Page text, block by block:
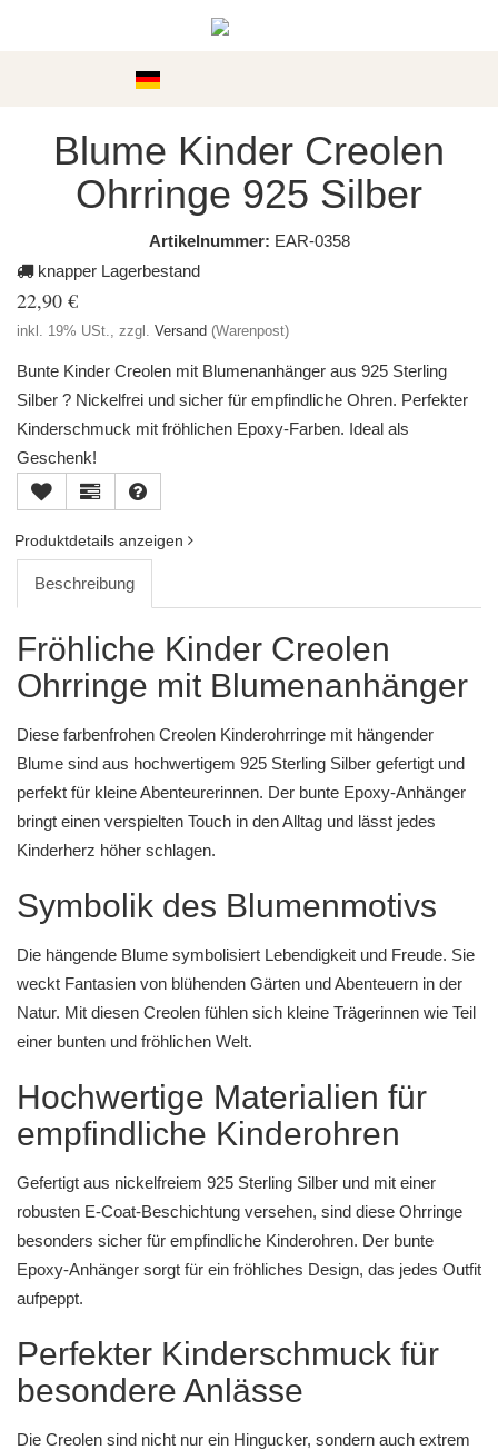
Blume Kinder Creolen
Ohrringe 925 Silber
Artikelnummer: EAR-0358
knapper Lagerbestand
22,90 €
inkl. 19% USt., zzgl. Versand (Warenpost)
Bunte Kinder Creolen mit Blumenanhänger aus 925 Sterling
Silber ? Nickelfrei und sicher für empfindliche Ohren. Perfekter
Kinderschmuck mit fröhlichen Epoxy-Farben. Ideal als
Geschenk!
Produktdetails anzeigen
Beschreibung
Fröhliche Kinder Creolen
Ohrringe mit Blumenanhänger
Diese farbenfrohen Creolen Kinderohrringe mit hängender
Blume sind aus hochwertigem 925 Sterling Silber gefertigt und
perfekt für kleine Abenteurerinnen. Der bunte Epoxy-Anhänger
bringt einen verspielten Touch in den Alltag und lässt jedes
Kinderherz höher schlagen.
Symbolik des Blumenmotivs
Die hängende Blume symbolisiert Lebendigkeit und Freude. Sie
weckt Fantasien von blühenden Gärten und Abenteuern in der
Natur. Mit diesen Creolen fühlen sich kleine Trägerinnen wie Teil
einer bunten und fröhlichen Welt.
Hochwertige Materialien für
empfindliche Kinderohren
Gefertigt aus nickelfreiem 925 Sterling Silber und mit einer
robusten E-Coat-Beschichtung versehen, sind diese Ohrringe
besonders sicher für empfindliche Kinderohren. Der bunte
Epoxy-Anhänger sorgt für ein fröhliches Design, das jedes Outfit
aufpeppt.
Perfekter Kinderschmuck für
besondere Anlässe
Die Creolen sind nicht nur ein Hingucker, sondern auch extrem